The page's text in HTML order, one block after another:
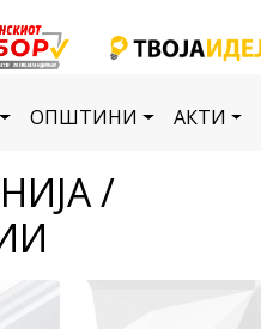
ОПШТИНИ АКТИ
/